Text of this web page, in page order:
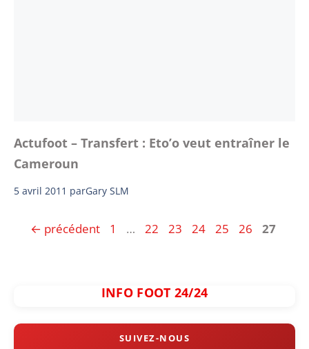
Actufoot – Transfert : Eto’o veut entraîner le
Cameroun
5 avril 2011 parGary SLM
← précédent Page
1 … Page
22 Page
23 Page
24 Page
25 Page
26 Page
27
INFO FOOT 24/24